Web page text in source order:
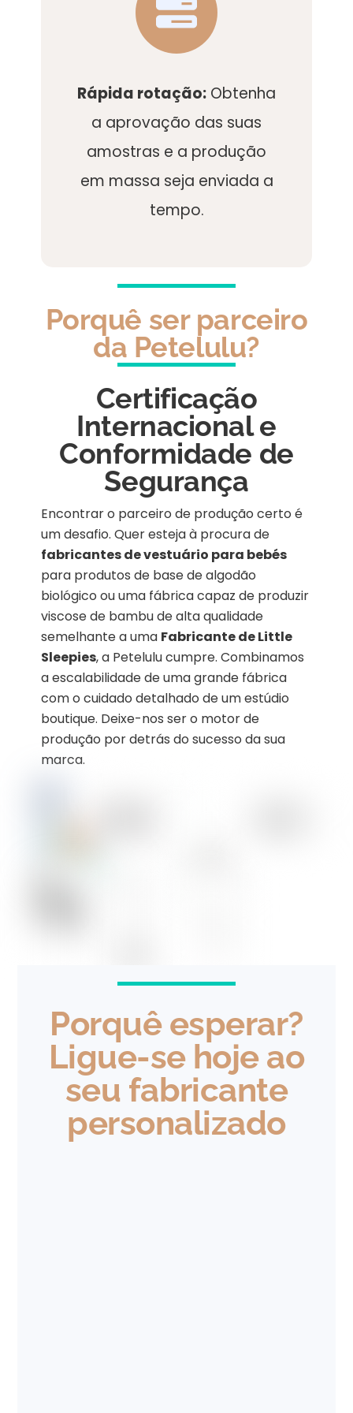
Rápida rotação: Obtenha
a aprovação das suas
amostras e a produção
em massa seja enviada a
tempo.
Porquê ser parceiro
da Petelulu?
Certificação
Internacional e
Conformidade de
Segurança
Encontrar o parceiro de produção certo é
um desafio. Quer esteja à procura de
fabricantes de vestuário para bebés
para produtos de base de algodão
biológico ou uma fábrica capaz de produzir
viscose de bambu de alta qualidade
semelhante a uma Fabricante de Little
Sleepies, a Petelulu cumpre. Combinamos
a escalabilidade de uma grande fábrica
com o cuidado detalhado de um estúdio
boutique. Deixe-nos ser o motor de
produção por detrás do sucesso da sua
marca.
Porquê esperar?
Ligue-se hoje ao
seu fabricante
personalizado